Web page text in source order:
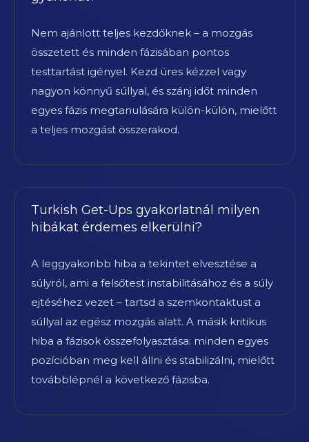
Nem ajánlott teljes kezdőknek – a mozgás
összetett és minden fázisában pontos
testtartást igényel. Kezd üres kézzel vagy
nagyon könnyű súllyal, és szánj időt minden
egyes fázis megtanulására külön-külön, mielőtt
a teljes mozgást összerakod.
Turkish Get-Ups gyakorlatnál milyen
hibákat érdemes elkerülni?
A leggyakoribb hiba a tekintet elvesztése a
súlyról, ami a felsőtest instabilitásához és a súly
ejtéséhez vezet – tartsd a szemkontaktust a
súllyal az egész mozgás alatt. A másik kritikus
hiba a fázisok összefolyasztása: minden egyes
pozícióban meg kell állni és stabilizálni, mielőtt
továbblépnél a következő fázisba.